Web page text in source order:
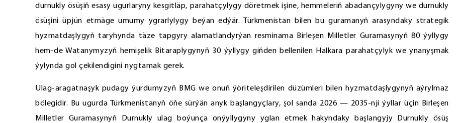
durnukly ösüşiň esasy ugurlaryny kesgitläp, parahatçylygy döretmek işine, hemmeleriň abadançylygyny we durnukly
ösüşini üpjün etmäge umumy ygrarlylygy beýan edýär. Türkmenistan bilen bu guramanyň arasyndaky strategik
hyzmatdaşlygyň taryhynda täze tapgyry alamatlandyrýan resminama Birleşen Milletler Guramasynyň 80 ýyllygy
hem-de Watanymyzyň hemişelik Bitaraplygynyň 30 ýyllygy giňden bellenilen Halkara parahatçylyk we ynanyşmak
ýylynda gol çekilendigini nygtamak gerek.
Ulag-aragatnaşyk pudagy ýurdumyzyň BMG we onuň ýöriteleşdirilen düzümleri bilen hyzmatdaşlygynyň aýrylmaz
bölegidir. Bu ugurda Türkmenistanyň öňe sürýän anyk başlangyçlary, şol sanda 2026 — 2035-nji ýyllar üçin Birleşen
Milletler Guramasynyň Durnukly ulag boýunça onýyllygyny yglan etmek hakyndaky başlangyjy Durnukly ösüş